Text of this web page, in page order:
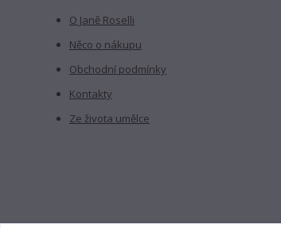
O Janě Roselli
Něco o nákupu
Obchodní podmínky
Kontakty
Ze života umělce